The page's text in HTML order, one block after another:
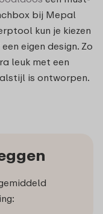
bij Mepal
kun je kiezen
eigen design. Zo
leuk met een
is ontworpen.